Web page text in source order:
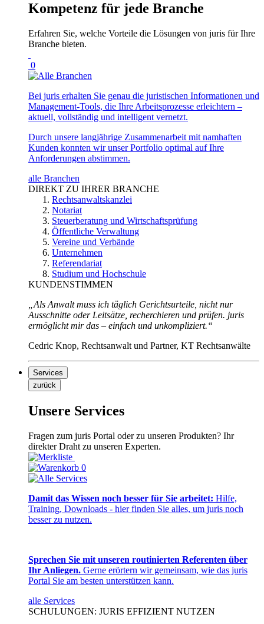
Kompetenz für jede Branche
Erfahren Sie, welche Vorteile die Lösungen von juris für Ihre
Branche bieten.
0
Bei juris erhalten Sie genau die juristischen Informationen und
Management-Tools, die Ihre Arbeitsprozesse erleichtern –
aktuell, vollständig und intelligent vernetzt.
Durch unsere langjährige Zusammenarbeit mit namhaften
Kunden konnten wir unser Portfolio optimal auf Ihre
Anforderungen abstimmen.
alle Branchen
DIREKT ZU IHRER BRANCHE
Rechtsanwaltskanzlei
Notariat
Steuerberatung und Wirtschaftsprüfung
Öffentliche Verwaltung
Vereine und Verbände
Unternehmen
Referendariat
Studium und Hochschule
KUNDENSTIMMEN
„Als Anwalt muss ich täglich Gerichtsurteile, nicht nur
Ausschnitte oder Leitsätze, recherchieren und prüfen. juris
ermöglicht mir das – einfach und unkompliziert.“
Cedric Knop, Rechtsanwalt und Partner, KT Rechtsanwälte
Services
zurück
Unsere Services
Fragen zum juris Portal oder zu unseren Produkten? Ihr
direkter Draht zu unseren Experten.
0
Damit das Wissen noch besser für Sie arbeitet: Hilfe,
Training, Downloads - hier finden Sie alles, um juris noch
besser zu nutzen.
Sprechen Sie mit unseren routinierten Referenten über
Ihr Anliegen. Gerne erörtern wir gemeinsam, wie das juris
Portal Sie am besten unterstützen kann.
alle Services
SCHULUNGEN: JURIS EFFIZIENT NUTZEN